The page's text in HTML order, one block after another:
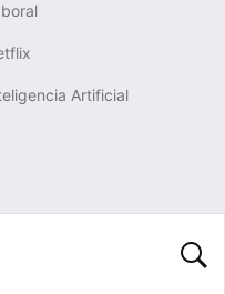
Artificial